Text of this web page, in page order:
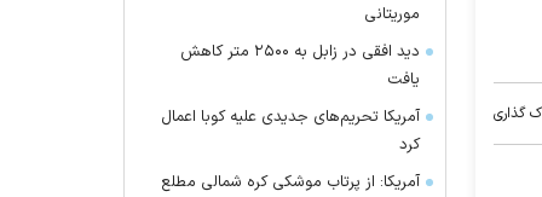
گذاری
موریتانی
دید افقی در زابل به ۲۵۰۰ متر کاهش
یافت
آمریکا تحریم‌های جدیدی علیه کوبا اعمال
کرد
آمریکا: از پرتاب موشکی کره شمالی مطلع